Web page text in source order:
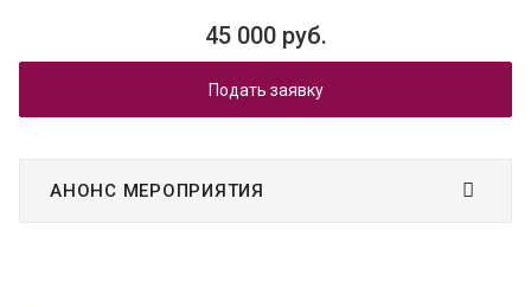
45 000 руб.
Подать заявку
АНОНС МЕРОПРИЯТИЯ